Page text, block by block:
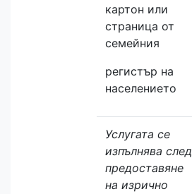
картон или
страница от
семейния
регистър на
населението
Услугата се
изпълнява след
предоставяне
на изрично